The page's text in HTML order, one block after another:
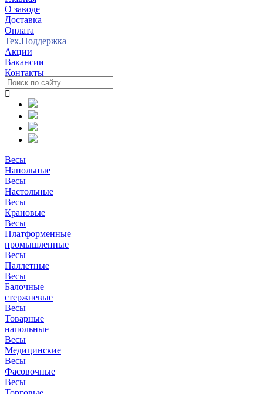
О заводе
Доставка
Оплата
Тех.Поддержка
Акции
Вакансии
Контакты
Весы
Напольные
Весы
Настольные
Весы
Крановые
Весы
Платформенные
промышленные
Весы
Паллетные
Весы
Балочные
стержневые
Весы
Товарные
напольные
Весы
Медицинские
Весы
Фасовочные
Весы